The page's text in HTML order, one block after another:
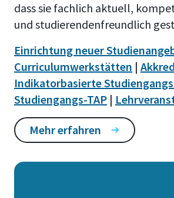
dass sie fachlich aktuell,
und studierendenfreundlich
Einrichtung neuer
Curriculumwerkstätten |
Indikatorbasierte
Studiengangs-TAP |
Mehr erfahren